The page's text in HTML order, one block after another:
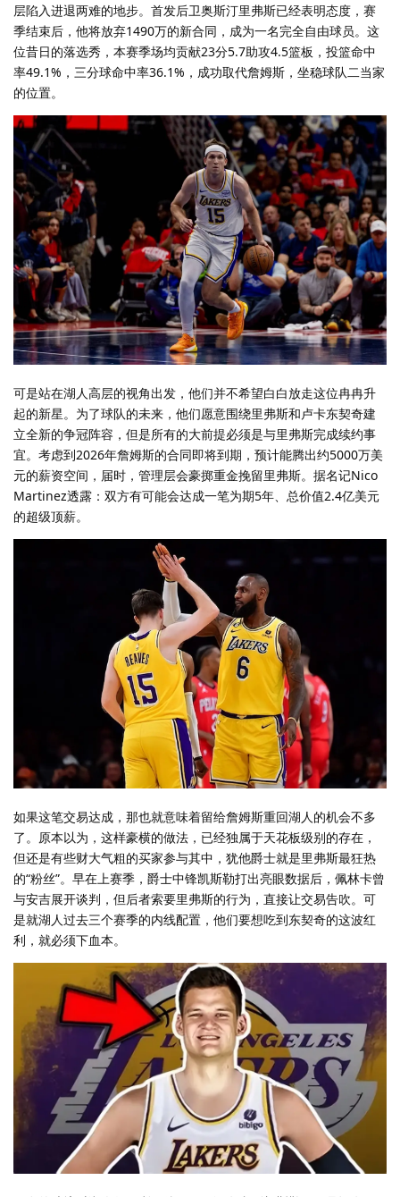
层陷入进退两难的地步。首发后卫奥斯汀里弗斯已经表明态度，赛
季结束后，他将放弃1490万的新合同，成为一名完全自由球员。这
位昔日的落选秀，本赛季场均贡献23分5.7助攻4.5篮板，投篮命中
率49.1%，三分球命中率36.1%，成功取代詹姆斯，坐稳球队二当家
的位置。
可是站在湖人高层的视角出发，他们并不希望白白放走这位冉冉升
起的新星。为了球队的未来，他们愿意围绕里弗斯和卢卡东契奇建
立全新的争冠阵容，但是所有的大前提必须是与里弗斯完成续约事
宜。考虑到2026年詹姆斯的合同即将到期，预计能腾出约5000万美
元的薪资空间，届时，管理层会豪掷重金挽留里弗斯。据名记Nico
Martinez透露：双方有可能会达成一笔为期5年、总价值2.4亿美元
的超级顶薪。
如果这笔交易达成，那也就意味着留给詹姆斯重回湖人的机会不多
了。原本以为，这样豪横的做法，已经独属于天花板级别的存在，
但还是有些财大气粗的买家参与其中，犹他爵士就是里弗斯最狂热
的“粉丝”。早在上赛季，爵士中锋凯斯勒打出亮眼数据后，佩林卡曾
与安吉展开谈判，但后者索要里弗斯的行为，直接让交易告吹。可
是就湖人过去三个赛季的内线配置，他们要想吃到东契奇的这波红
利，就必须下血本。